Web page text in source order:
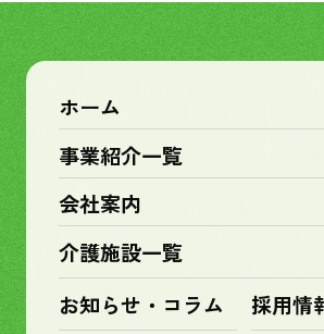
ホーム
事業紹介一覧
会社案内
介護施設一覧
お知らせ・コラム
採用情